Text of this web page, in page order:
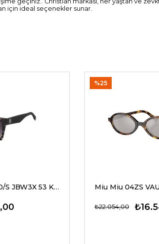
için ideal seçenekler sunar.
Tommy Hilfiger 2100/S JBW3X 53 Kadın Güneş Gözlükleri
₺22.054,00
%25